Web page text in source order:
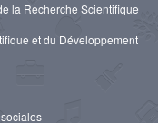
la Recherche Scientifique
et du Développement